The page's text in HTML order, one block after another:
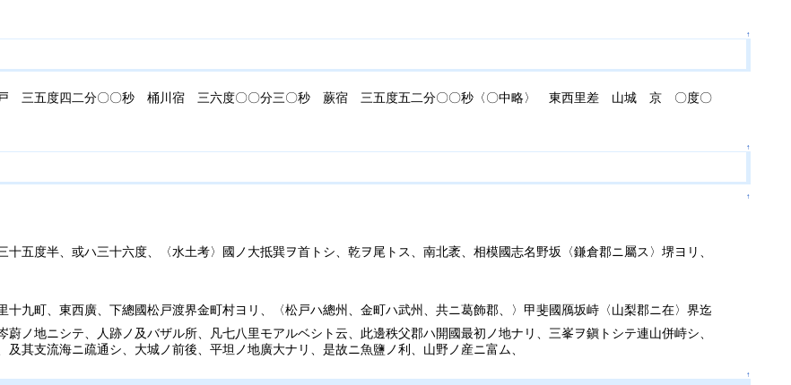
↑
三五度四二分〇〇秒 桶川宿 三六度〇〇分三〇秒 蕨宿 三五度五二分〇〇秒〈〇中略〉 東西里差 山城 京 〇度〇
↑
↑
五度半、或ハ三十六度、〈水土考〉國ノ大抵巽ヲ首トシ、乾ヲ尾トス、南北袤、相模國志名野坂〈鎌倉郡ニ屬ス〉堺ヨリ、
十九町、東西廣、下總國松戸渡界金町村ヨリ、〈松戸ハ總州、金町ハ武州、共ニ葛飾郡、〉甲斐國鴈坂峙〈山梨郡ニ在〉界迄
ノ地ニシテ、人跡ノ及バザル所、凡七八里モアルベシト云、此邊秩父郡ハ開國最初ノ地ナリ、三峯ヲ鎭トシテ連山併峙シ、
其支流海ニ疏通シ、大城ノ前後、平坦ノ地廣大ナリ、是故ニ魚鹽ノ利、山野ノ産ニ富ム、
↑